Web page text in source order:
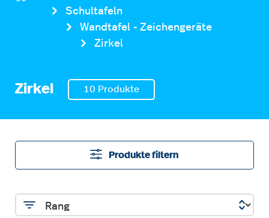
Schultafeln
Wandtafel - Zeichengeräte
Zirkel
Zirkel 10 Produkte
Produkte filtern